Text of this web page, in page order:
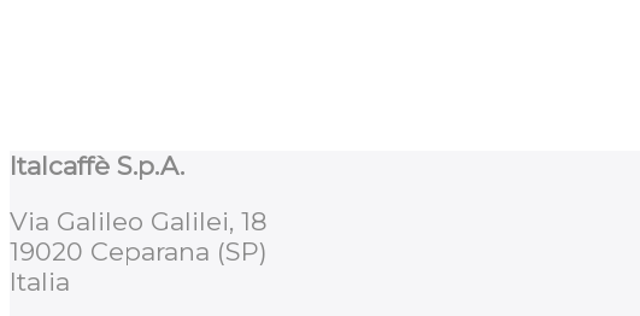
Italcaffè S.p.A.
Via Galileo Galilei, 18
19020 Ceparana (SP)
Italia